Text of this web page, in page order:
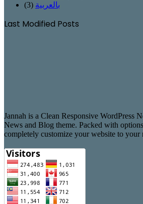
بالعربية (3)
Last Modified Posts
Jannah is a Clean Responsive WordPress
News and Blog theme. Packed with
completely customize your website to your